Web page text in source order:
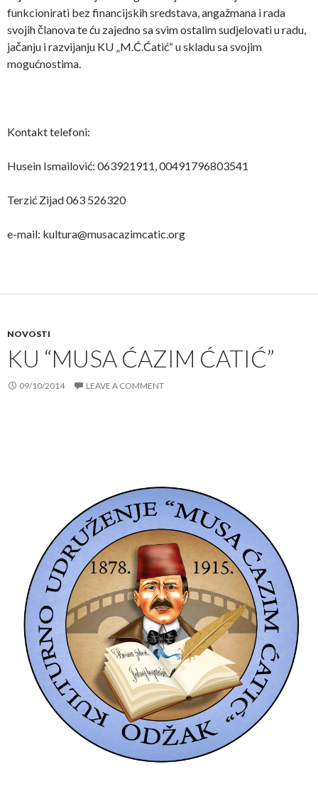
funkcionirati bez financijskih sredstava, angažmana i rada
svojih članova te ću zajedno sa svim ostalim sudjelovati u radu,
jačanju i razvijanju KU „M.Ć.Ćatić“ u skladu sa svojim
mogućnostima.
Kontakt telefoni:
Husein Ismailović: 063921911, 00491796803541
Terzić Zijad 063 526320
e-mail: kultura@musacazimcatic.org
NOVOSTI
KU “MUSA ĆAZIM ĆATIĆ”
09/10/2014 LEAVE A COMMENT